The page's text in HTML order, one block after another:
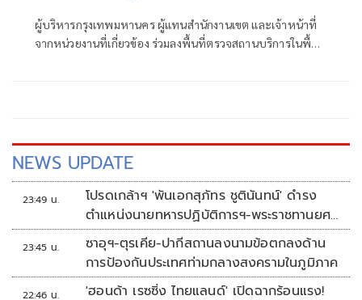
ผู้บริหารกรุงเทพมหานคร ผู้แทนสำนักงานเขต และเจ้าหน้าที่
จากหน่วยงานที่เกี่ยวข้อง ร่วมลงพื้นที่ตรวจสถานบริการในพื้นที่
NEWS UPDATE
23:49 น.
โปรดเกล้าฯ 'พันเอกสุภัทร ชูตินันทน์' ดำรง
ตำแหน่งนายทหารปฏิบัติการฯ-พระราชทานยศ
'พลตรี'
23:45 น.
ซาอุฯ-ตุรเคีย-ปากีสถานลงนามข้อตกลงด้าน
การป้องกันประเทศท่ามกลางสงครามในภูมิภาค
22:46 น.
'ฮอนด้า เรซซิ่ง ไทยแลนด์' เปิดฉากร้อนแรง!